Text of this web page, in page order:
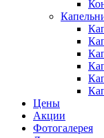
Цены
Акции
Фотогалерея